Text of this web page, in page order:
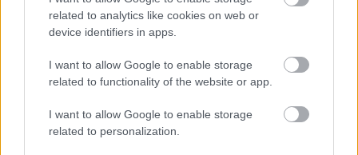
related to analytics like cookies on web or
device identifiers in apps.
I want to allow Google to enable storage
related to functionality of the website or app.
I want to allow Google to enable storage
related to personalization.
Támogatás
Támogasd adományoddal
a ManUtdFanatics.hu működését!